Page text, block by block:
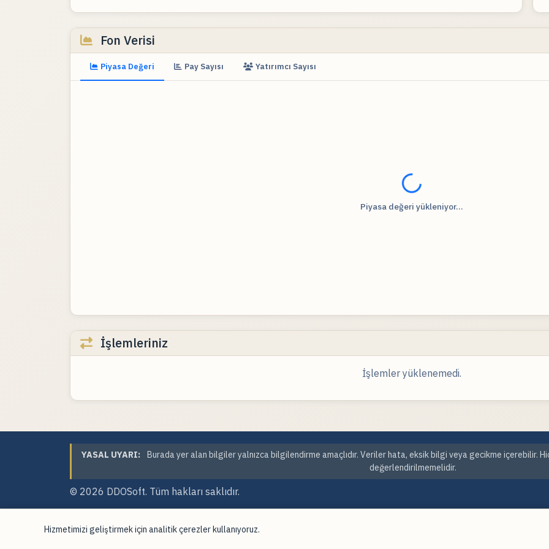
Fon Verisi
Piyasa Değeri Pay Sayısı Yatırımcı Sayısı
Fiyat verileri yükleniyor...
Piyasa değeri yükleniyor...
İşlemleriniz
İşlemler yüklenemedi.
YASAL UYARI:
Burada yer alan bilgiler yalnızca bilgilendirme amaçlıdır. Veriler hata, eksik bilgi veya gecikme içerebilir.
değerlendirilmemelidir.
© 2026 DDOSoft. Tüm hakları saklıdır.
Hizmetimizi geliştirmek için analitik çerezler kullanıyoruz.